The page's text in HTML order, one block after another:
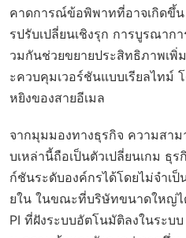
คาดการณ์ข้อพิพาทที่อาจเกิดขึ้
รปรับเปลี่ยนเชิงรุก การบูรณาก
วมกันช่วยขยายประสิทธิภาพเพิ่
ะควบคุมเวอร์ชันแบบเรียลไทม์
หยิงของสายอีเมล
จากมุมมองทางธุรกิจ ความสา
บเหล่านี้ถือเป็นตัวเปลี่ยนเกม ธุ
ก์ชันระดับองค์กรได้โดยไม่จำเ
ยใน ในขณะที่บริษัทขนาดใหญ่ไ
PI ที่ฝังระบบอัตโนมัติลงในระบ